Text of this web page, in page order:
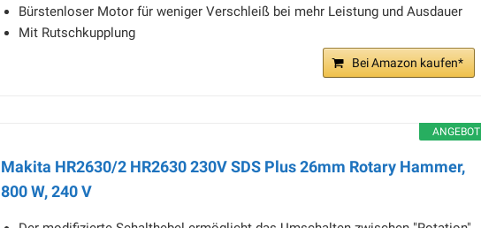
Bürstenloser Motor für weniger Verschleiß bei mehr Leistung und Ausdauer
Mit Rutschkupplung
Bei Amazon kaufen*
ANGEBOT
Makita HR2630/2 HR2630 230V SDS Plus 26mm Rotary Hammer,
800 W, 240 V